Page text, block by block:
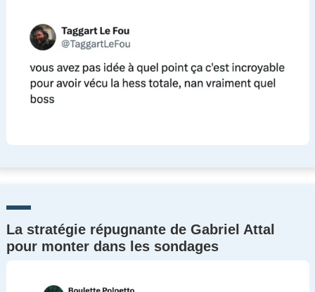
La stratégie répugnante de Gabriel Attal
pour monter dans les sondages